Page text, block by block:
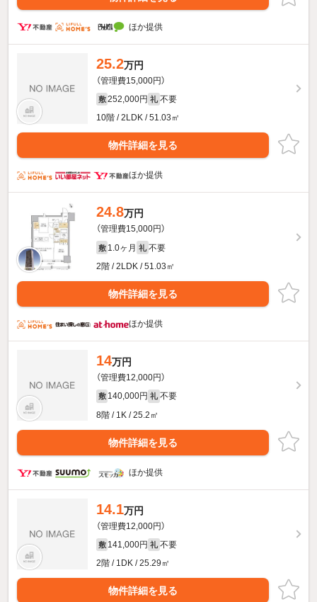
ほか提供
25.2万円
（管理費15,000円）
敷 252,000円 礼 不要
10階 / 2LDK / 51.03㎡
物件詳細を見る
ほか提供
24.8万円
（管理費15,000円）
敷 1.0ヶ月 礼 不要
2階 / 2LDK / 51.03㎡
物件詳細を見る
ほか提供
14万円
（管理費12,000円）
敷 140,000円 礼 不要
8階 / 1K / 25.2㎡
物件詳細を見る
ほか提供
14.1万円
（管理費12,000円）
敷 141,000円 礼 不要
2階 / 1DK / 25.29㎡
物件詳細を見る